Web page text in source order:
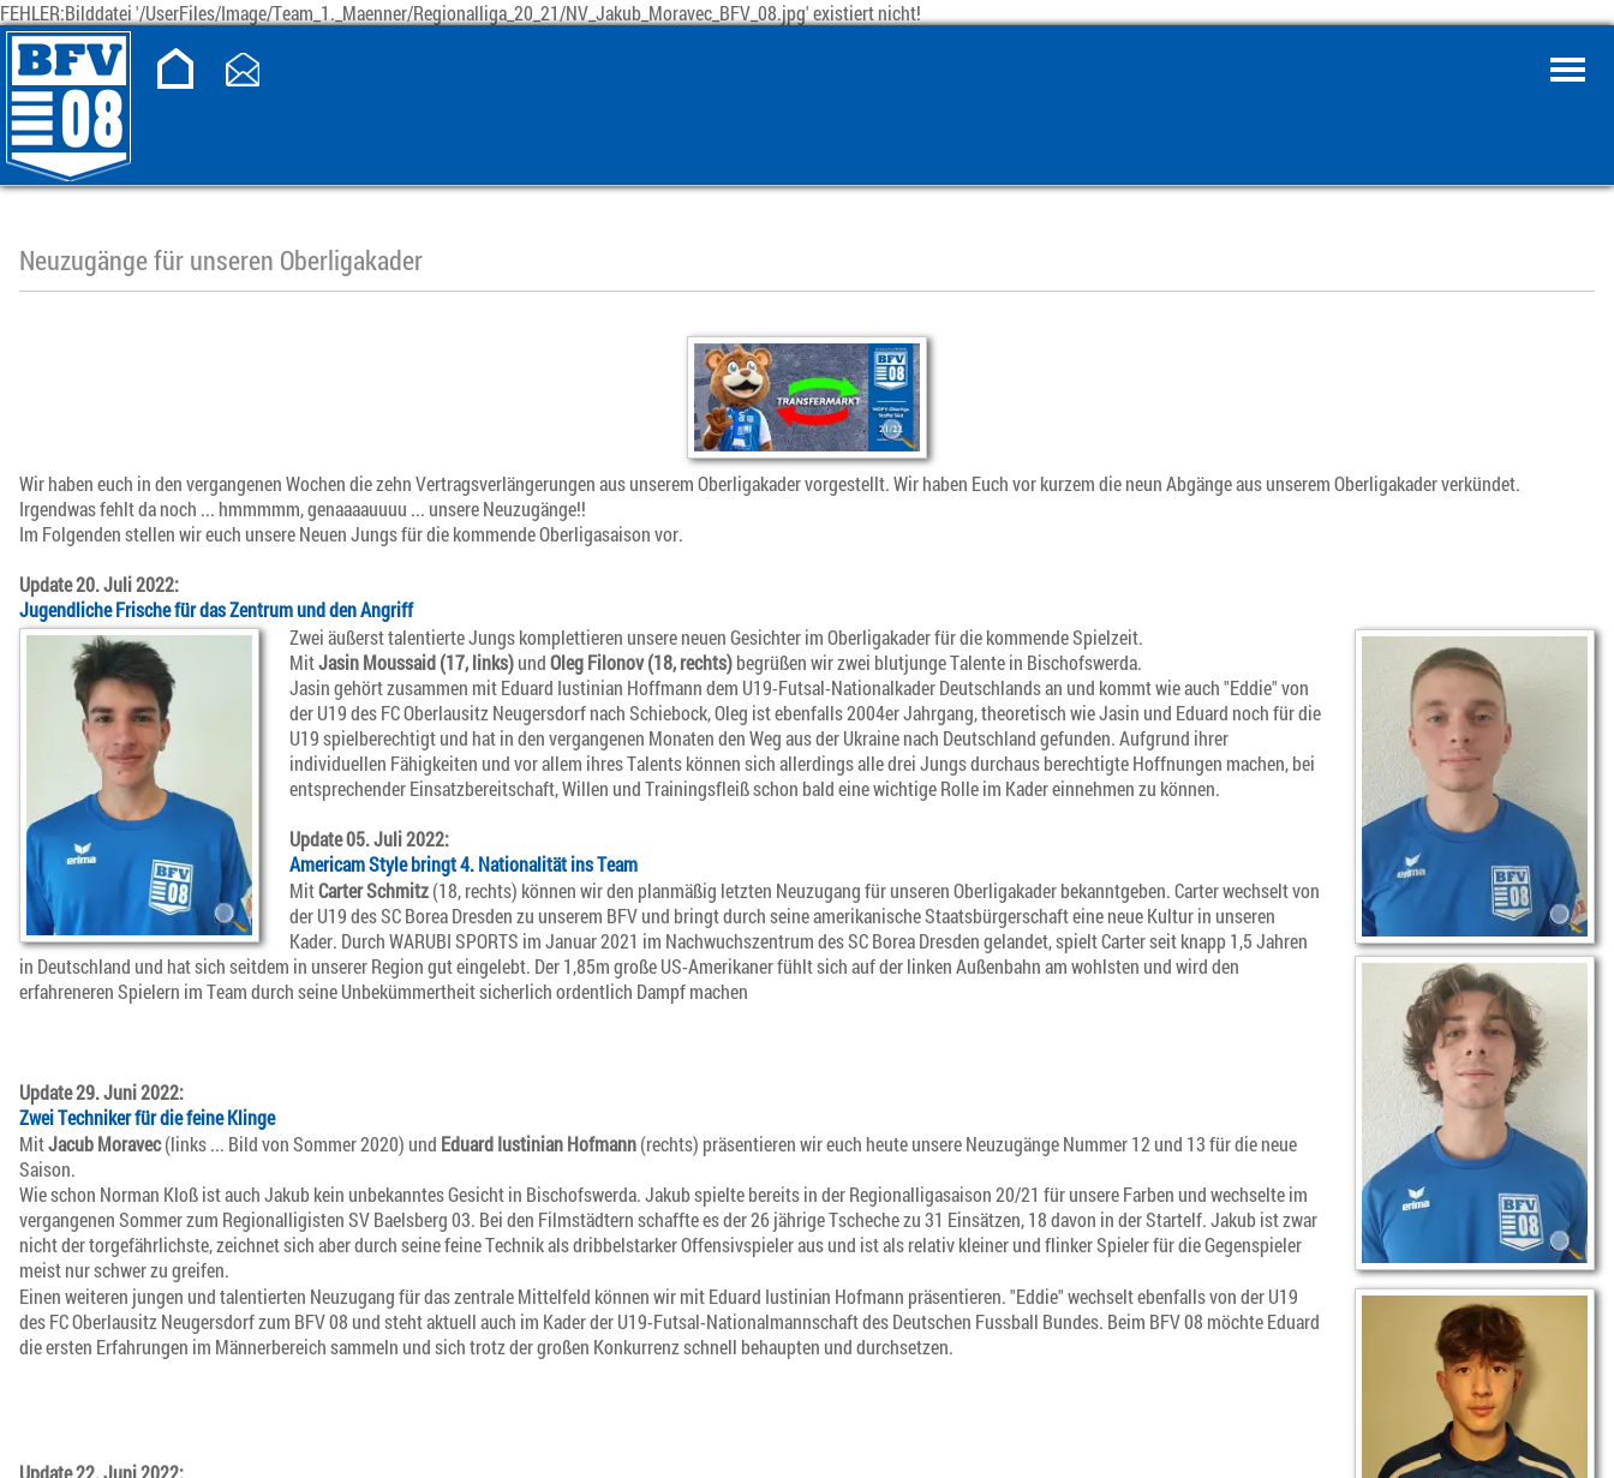
FEHLER:Bilddatei '/UserFiles/Image/Team_1._Maenner/Regionalliga_20_21/NV_Jakub_Moravec_BFV_08.jpg' existiert nicht!
Neuzugänge für unseren Oberligakader
Wir haben euch in den vergangenen Wochen die zehn Vertragsverlängerungen aus unserem Oberligakader vorgestellt. Wir haben Euch vor kurzem die neun Abgänge aus unserem Oberligakader verkündet.
Irgendwas fehlt da noch ... hmmmmm, genaaaauuuu ... unsere Neuzugänge!!
Im Folgenden stellen wir euch unsere Neuen Jungs für die kommende Oberligasaison vor.
Update 20. Juli 2022:
Jugendliche Frische für das Zentrum und den Angriff
Zwei äußerst talentierte Jungs komplettieren unsere neuen Gesichter im Oberligakader für die kommende Spielzeit.
MitJasin Moussaid (17, links)undOleg Filonov (18, rechts)begrüßen wir zwei blutjunge Talente in Bischofswerda.
Jasin gehört zusammen mit Eduard Iustinian Hoffmann dem U19-Futsal-Nationalkader Deutschlands an und kommt wie auch "Eddie" von
der U19 des FC Oberlausitz Neugersdorf nach Schiebock, Oleg ist ebenfalls 2004er Jahrgang, theoretisch wie Jasin und Eduard noch für die
U19 spielberechtigt und hat in den vergangenen Monaten den Weg aus der Ukraine nach Deutschland gefunden. Aufgrund ihrer
individuellen Fähigkeiten und vor allem ihres Talents können sich allerdings alle drei Jungs durchaus berechtigte Hoffnungen machen, bei
entsprechender Einsatzbereitschaft, Willen und Trainingsfleiß schon bald eine wichtige Rolle im Kader einnehmen zu können.
Update 05. Juli 2022:
Americam Style bringt 4. Nationalität ins Team
MitCarter Schmitz(18, rechts) können wir den planmäßig letzten Neuzugang für unseren Oberligakader bekanntgeben. Carter wechselt von
der U19 des SC Borea Dresden zu unserem BFV und bringt durch seine amerikanische Staatsbürgerschaft eine neue Kultur in unseren
Kader. Durch WARUBI SPORTS im Januar 2021 im Nachwuchszentrum des SC Borea Dresden gelandet, spielt Carter seit knapp 1,5 Jahren
in Deutschland und hat sich seitdem in unserer Region gut eingelebt. Der 1,85m große US-Amerikaner fühlt sich auf der linken Außenbahn am wohlsten und wird den
erfahreneren Spielern im Team durch seine Unbekümmertheit sicherlich ordentlich Dampf machen
Update 29. Juni 2022:
Zwei Techniker für die feine Klinge
MitJacub Moravec(links ... Bild von Sommer 2020) und Eduard Iustinian Hofmann(rechts) präsentieren wir euch heute unsere Neuzugänge Nummer 12 und 13 für die neue
Saison.
Wie schon Norman Kloß ist auch Jakub kein unbekanntes Gesicht in Bischofswerda. Jakub spielte bereits in der Regionalligasaison 20/21 für unsere Farben und wechselte im
vergangenen Sommer zum Regionalligisten SV Baelsberg 03. Bei den Filmstädtern schaffte es der 26 jährige Tscheche zu 31 Einsätzen, 18 davon in der Startelf. Jakub ist zwar
nicht der torgefährlichste, zeichnet sich aber durch seine feine Technik als dribbelstarker Offensivspieler aus und ist als relativ kleiner und flinker Spieler für die Gegenspieler
meist nur schwer zu greifen.
Einen weiteren jungen und talentierten Neuzugang für das zentrale Mittelfeld können wir mit Eduard Iustinian Hofmann präsentieren. "Eddie" wechselt ebenfalls von der U19
des FC Oberlausitz Neugersdorf zum BFV 08 und steht aktuell auch im Kader der U19-Futsal-Nationalmannschaft des Deutschen Fussball Bundes. Beim BFV 08 möchte Eduard
die ersten Erfahrungen im Männerbereich sammeln und sich trotz der großen Konkurrenz schnell behaupten und durchsetzen.
Update 22. Juni 2022: